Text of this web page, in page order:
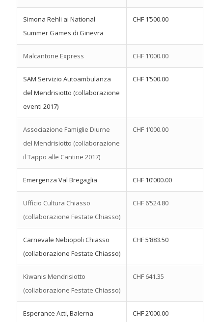
Simona Rehli ai National
Summer Games di Ginevra
CHF 1’500.00
Malcantone Express CHF 1’000.00
SAM Servizio Autoambulanza
del Mendrisiotto (collaborazione
eventi 2017)
CHF 1’500.00
Associazione Famiglie Diurne
del Mendrisiotto (collaborazione
il Tappo alle Cantine 2017)
CHF 1’000.00
Emergenza Val Bregaglia CHF 10’000.00
Ufficio Cultura Chiasso
(collaborazione Festate Chiasso)
CHF 6’524.80
Carnevale Nebiopoli Chiasso
(collaborazione Festate Chiasso)
CHF 5’883.50
Kiwanis Mendrisiotto
(collaborazione Festate Chiasso)
CHF 641.35
Esperance Acti, Balerna
CHF 2’000.00